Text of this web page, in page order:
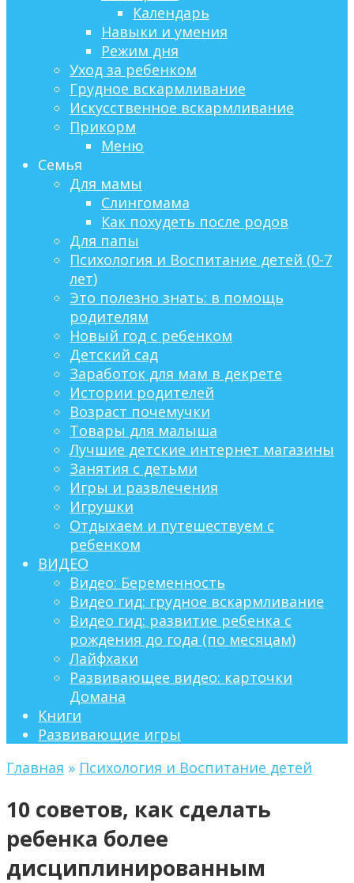
Календарь
Навыки и умения
Режим дня
Уход за ребенком
Грудное вскармливание
Искусственное вскармливание
Прикорм
Меню
Семья
Для мамы
Слингомама
Как похудеть после родов
Для папы
Психология и Воспитание детей (0-7
лет)
Это полезно знать: в помощь
родителям
Новый год с ребенком
Детский сад
Заработок для мам в декрете
Истории родителей
Возраст почемучки
Товары для малыша
Лучшие детские интернет магазины
Занятия с детьми
Игры и развлечения
Игрушки
Отдыхаем и путешествуем с
ребенком
ВИДЕО
Видео: Беременность
Видео гид: грудное вскармливание
Видео гид: развитие ребенка с
рождения до года (по месяцам)
Лайфхаки
Развивающее видео: карточки
Домана
Книги
Развивающие игры
Главная » Психология и Воспитание детей
10 советов, как сделать
ребенка более
дисциплинированным